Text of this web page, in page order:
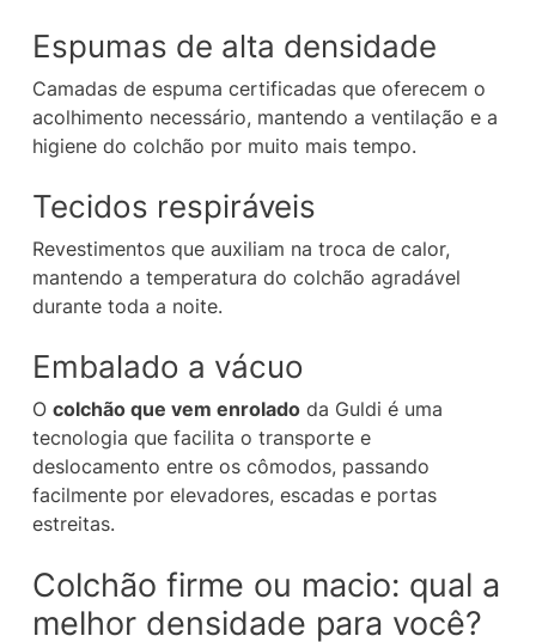
Espumas de alta densidade
Camadas de espuma certificadas que oferecem o
acolhimento necessário, mantendo a ventilação e a
higiene do colchão por muito mais tempo.
Tecidos respiráveis
Revestimentos que auxiliam na troca de calor,
mantendo a temperatura do colchão agradável
durante toda a noite.
Embalado a vácuo
O colchão que vem enroladoda Guldi é uma
tecnologia que facilita o transporte e
deslocamento entre os cômodos, passando
facilmente por elevadores, escadas e portas
estreitas.
Colchão firme ou macio: qual a
melhor densidade para você?